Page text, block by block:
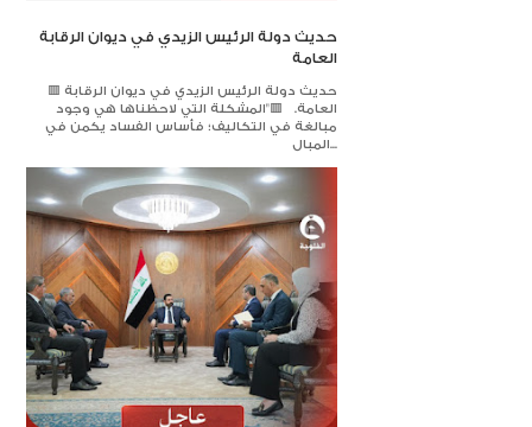
حديث دولة الرئيس الزيدي في ديوان الرقابة
العامة
🟥 حديث دولة الرئيس الزيدي في ديوان الرقابة
العامة. 🟥​"المشكلة التي لاحظناها هي وجود
مبالغة في التكاليف؛ فأساس الفساد يكمن في
المبال...